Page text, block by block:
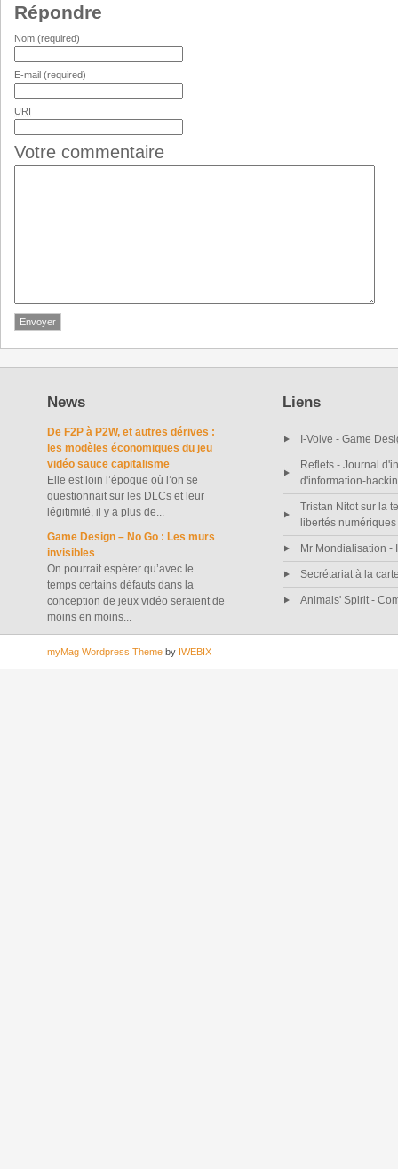
Répondre
Nom (required)
E-mail (required)
URI
Votre commentaire
News
De F2P à P2W, et autres dérives :
les modèles économiques du jeu
vidéo sauce capitalisme
Elle est loin l’époque où l’on se
questionnait sur les DLCs et leur
légitimité, il y a plus de...
Game Design – No Go : Les murs
invisibles
On pourrait espérer qu’avec le
temps certains défauts dans la
conception de jeux vidéo seraient de
moins en moins...
Liens
I-Volve - Game
Reflets - Journal
d'information-
Tristan Nitot sur la
libertés numériques
Mr Mondialisation -
Secrétariat à la
Animals' Spirit -
myMag Wordpress Themeby IWEBIX